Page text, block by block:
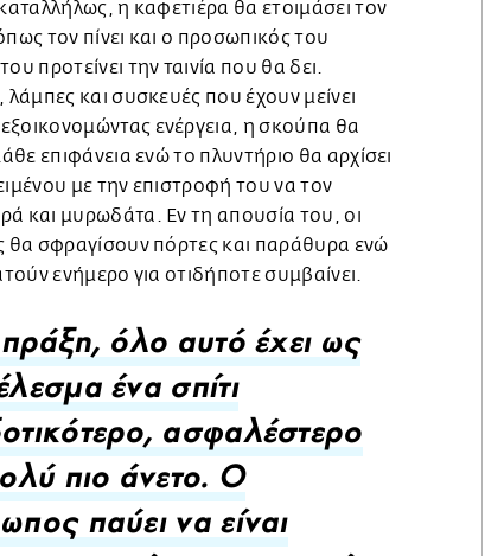
η καφετιέρα θα ετοιμάσει τον
τον πίνει και ο προσωπικός του
προτείνει την ταινία που θα δει.
και συσκευές που έχουν μείνει
ενέργεια, η σκούπα θα
επιφάνεια ενώ το πλυντήριο θα αρχίσει
με την επιστροφή του να τον
και μυρωδάτα. Εν τη απουσία του, οι
θα σφραγίσουν πόρτες και παράθυρα ενώ
ενήμερο για οτιδήποτε συμβαίνει.
όλο αυτό έχει ως
ένα σπίτι
ασφαλέστερο
πιο άνετο. Ο
παύει να είναι